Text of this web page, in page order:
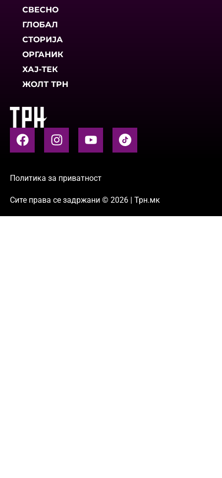
СВЕСНО
ГЛОБАЛ
СТОРИЈА
ОРГАНИК
ХАЈ-ТЕК
ЖОЛТ ТРН
Политика за приватност
Сите права се задржани © 2026 | Трн.мк